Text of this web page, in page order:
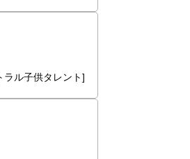
ラル子供タレント]